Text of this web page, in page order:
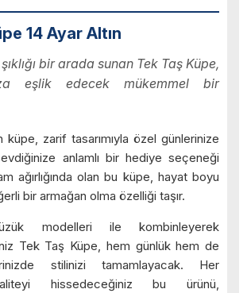
14 Ayar Altın
bir arada sunan Tek Taş Küpe,
eşlik edecek mükemmel bir
küpe, zarif tasarımıyla özel günlerinize
anlamlı bir hediye seçeneği
ağırlığında olan bu küpe, hayat boyu
bir armağan olma özelliği taşır.
modelleri ile kombinleyerek
Tek Taş Küpe, hem günlük hem de
stilinizi tamamlayacak. Her
hissedeceğiniz bu ürünü,